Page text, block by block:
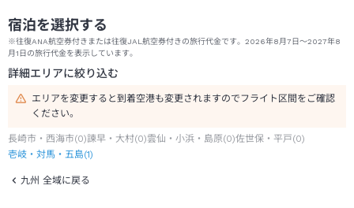
宿泊を選択する
※往復ANA航空券付きまたは往復JAL航空券付きの旅行代金です。2026年8月7日～2027年8
月1日の旅行代金を表示しています。
詳細エリアに絞り込む
エリアを変更すると到着空港も変更されますのでフライト区間をご確認
ください。
長崎市・西海市(0)諫早・大村(0)雲仙・小浜・島原(0)佐世保・平戸(0)
壱岐・対馬・五島(1)
九州 全域に戻る